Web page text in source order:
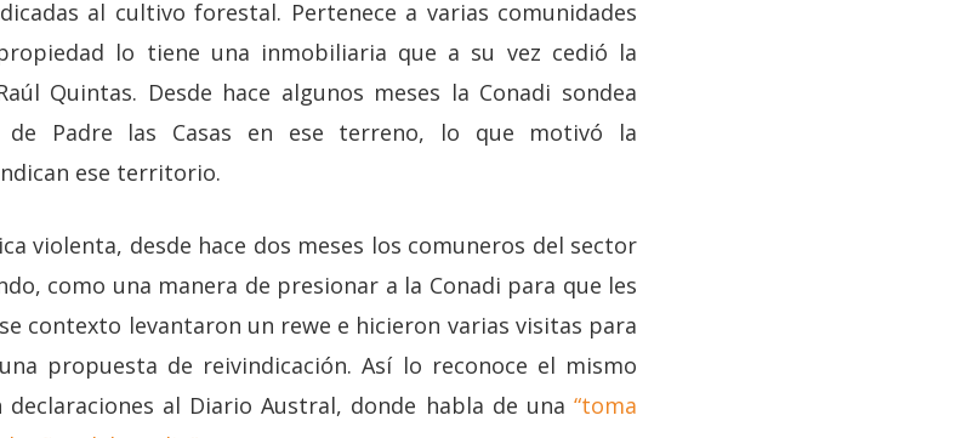
al cultivo forestal. Pertenece a varias comunidades
lo tiene una inmobiliaria que a su vez cedió la
Quintas. Desde hace algunos meses la Conadi sondea
de Padre las Casas en ese terreno, lo que motivó la
ese territorio.
violenta, desde hace dos meses los comuneros del sector
como una manera de presionar a la Conadi para que les
contexto levantaron un rewe e hicieron varias visitas para
propuesta de reivindicación. Así lo reconoce el mismo
al Diario Austral, donde habla de una “toma